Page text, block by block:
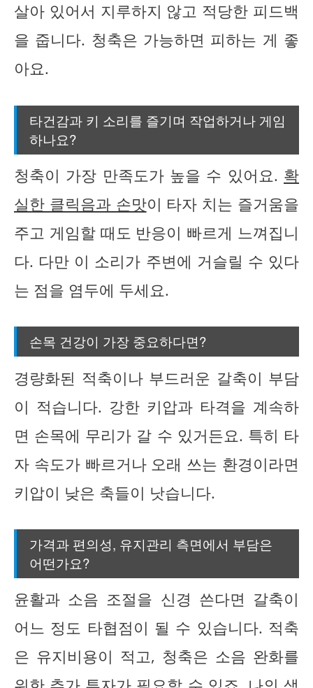
살아 있어서 지루하지 않고 적당한 피드백
을 줍니다. 청축은 가능하면 피하는 게 좋
아요.
타건감과 키 소리를 즐기며 작업하거나 게임
하나요?
청축이 가장 만족도가 높을 수 있어요. 확
실한 클릭음과 손맛이 타자 치는 즐거움을
주고 게임할 때도 반응이 빠르게 느껴집니
다. 다만 이 소리가 주변에 거슬릴 수 있다
는 점을 염두에 두세요.
손목 건강이 가장 중요하다면?
경량화된 적축이나 부드러운 갈축이 부담
이 적습니다. 강한 키압과 타격을 계속하
면 손목에 무리가 갈 수 있거든요. 특히 타
자 속도가 빠르거나 오래 쓰는 환경이라면
키압이 낮은 축들이 낫습니다.
가격과 편의성, 유지관리 측면에서 부담은
어떤가요?
윤활과 소음 조절을 신경 쓴다면 갈축이
어느 정도 타협점이 될 수 있습니다. 적축
은 유지비용이 적고, 청축은 소음 완화를